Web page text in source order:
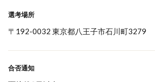
選考場所
〒192-0032 東京都八王子市石川町3279
合否通知